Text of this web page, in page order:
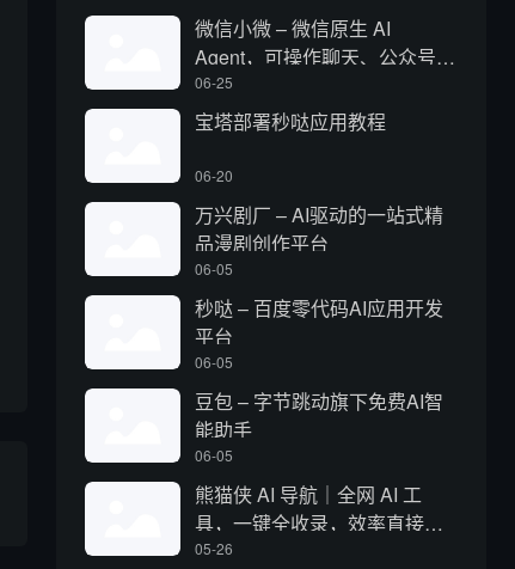
微信小微 – 微信原生 AI
Agent，可操作聊天、公众号、
视频号和小程序
06-25
宝塔部署秒哒应用教程
06-20
万兴剧厂 – AI驱动的一站式精
品漫剧创作平台
06-05
秒哒 – 百度零代码AI应用开发
平台
06-05
豆包 – 字节跳动旗下免费AI智
能助手
06-05
熊猫侠 AI 导航｜全网 AI 工
具，一键全收录，效率直接拉
满
05-26